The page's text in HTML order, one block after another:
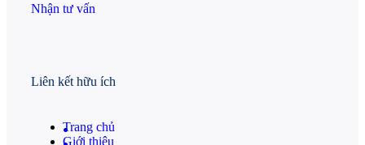
Nhận tư vấn
Liên kết hữu ích
Trang chủ
Giới thiệu